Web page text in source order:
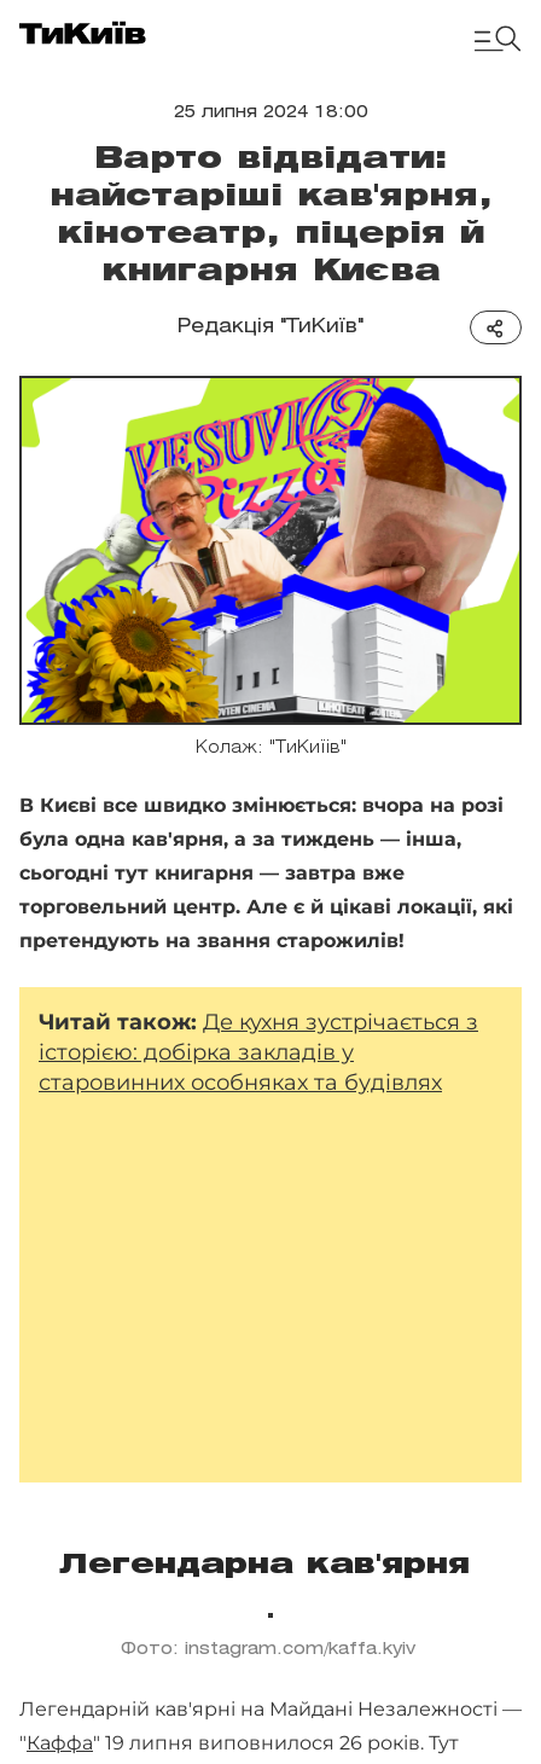
25 липня 2024 18:00
Варто відвідати:
найстаріші кав'ярня,
кінотеатр, піцерія й
книгарня Києва
Редакція "ТиКиїв"
Колаж: "ТиКиїів"
В Києві все швидко змінюється: вчора на розі
була одна кав'ярня, а за тиждень — інша,
сьогодні тут книгарня — завтра вже
торговельний центр. Але є й цікаві локації, які
претендують на звання старожилів!
Читай також: Де кухня зустрічається з
історією: добірка закладів у
старовинних особняках та будівлях
Легендарна кав'ярня
Фото: instagram.com/kaffa.kyiv
Легендарній кав'ярні на Майдані Незалежності —
"Каффа" 19 липня виповнилося 26 років. Тут